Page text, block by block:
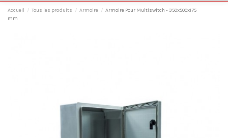
Accueil Tous les produits Armoire
Armoire Pour Multiswitch - 350x500x175
mm